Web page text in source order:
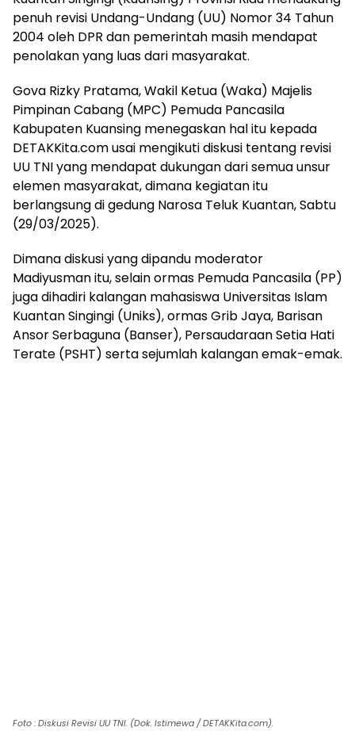
penuh revisi Undang-Undang (UU) Nomor 34 Tahun
2004 oleh DPR dan pemerintah masih mendapat
penolakan yang luas dari masyarakat.
Gova Rizky Pratama, Wakil Ketua (Waka) Majelis
Pimpinan Cabang (MPC) Pemuda Pancasila
Kabupaten Kuansing menegaskan hal itu kepada
DETAKKita.com usai mengikuti diskusi tentang revisi
UU TNI yang mendapat dukungan dari semua unsur
elemen masyarakat, dimana kegiatan itu
berlangsung di gedung Narosa Teluk Kuantan, Sabtu
(29/03/2025).
Dimana diskusi yang dipandu moderator
Madiyusman itu, selain ormas Pemuda Pancasila (PP)
juga dihadiri kalangan mahasiswa Universitas Islam
Kuantan Singingi (Uniks), ormas Grib Jaya, Barisan
Ansor Serbaguna (Banser), Persaudaraan Setia Hati
Terate (PSHT) serta sejumlah kalangan emak-emak.
tahun sampai 62 tahun untuk perwira tinggi TNI.